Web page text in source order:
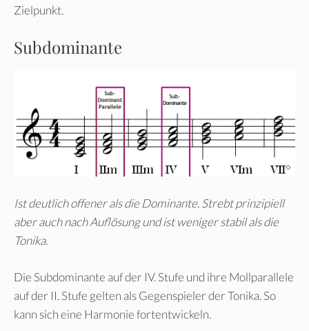
Zielpunkt.
Subdominante
Ist deutlich offener als die Dominante. Strebt prinzipiell
aber auch nach Auflösung und ist weniger stabil als die
Tonika.
Die Subdominante auf der IV. Stufe und ihre Mollparallele
auf der II. Stufe gelten als Gegenspieler der Tonika. So
kann sich eine Harmonie fortentwickeln.